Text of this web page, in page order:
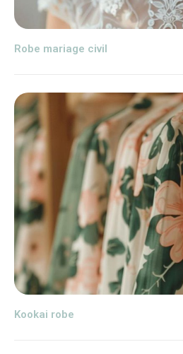
Robe mariage civil
Kookai robe